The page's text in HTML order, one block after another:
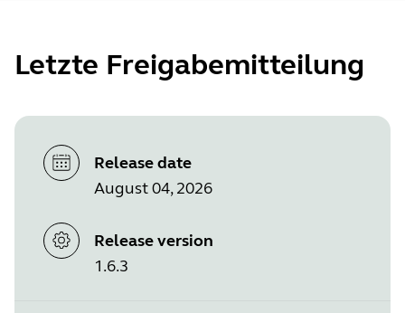
Letzte Freigabemitteilung
Release date
August 04, 2026
Release version
1.6.3